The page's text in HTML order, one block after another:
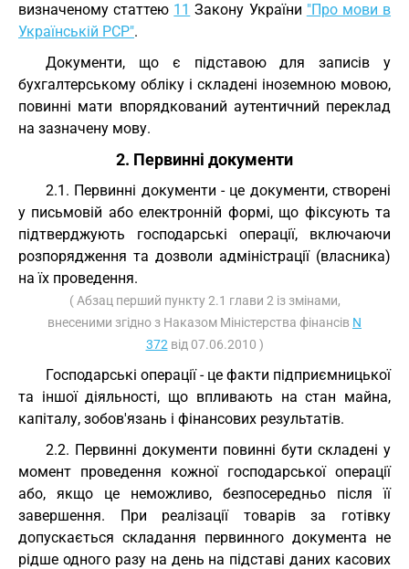
визначеному статтею 11 Закону України "Про мови в
Українській РСР".
Документи, що є підставою для записів у
бухгалтерському обліку і складені іноземною мовою,
повинні мати впорядкований аутентичний переклад
на зазначену мову.
2. Первинні документи
2.1. Первинні документи - це документи, створені
у письмовій або електронній формі, що фіксують та
підтверджують господарські операції, включаючи
розпорядження та дозволи адміністрації (власника)
на їх проведення.
( Абзац перший пункту 2.1 глави 2 із змінами,
внесеними згідно з Наказом Міністерства фінансів N
372 від 07.06.2010 )
Господарські операції - це факти підприємницької
та іншої діяльності, що впливають на стан майна,
капіталу, зобов'язань і фінансових результатів.
2.2. Первинні документи повинні бути складені у
момент проведення кожної господарської операції
або, якщо це неможливо, безпосередньо після її
завершення. При реалізації товарів за готівку
допускається складання первинного документа не
рідше одного разу на день на підставі даних касових